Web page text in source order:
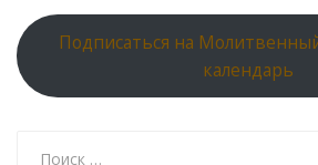
Подписаться на
календарь